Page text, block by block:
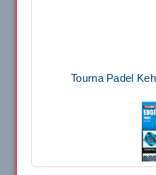
Tourna Padel